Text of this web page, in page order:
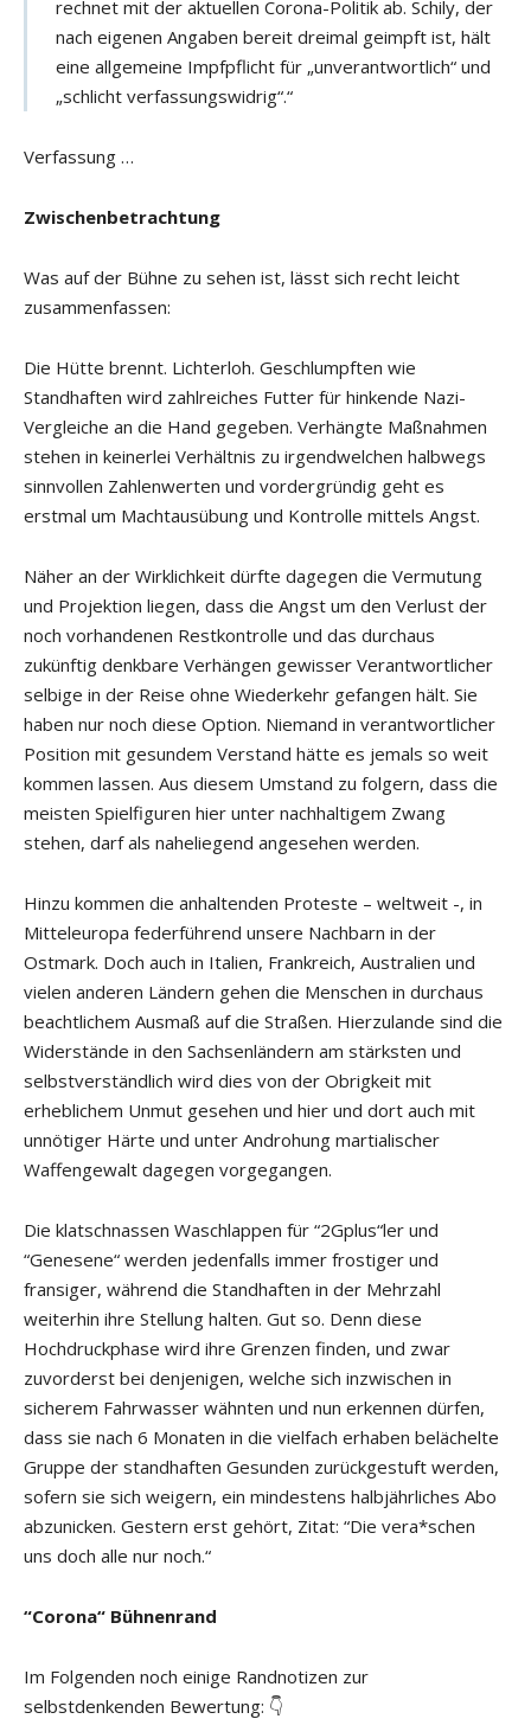
rechnet mit der aktuellen Corona-Politik ab. Schily, der
nach eigenen Angaben bereit dreimal geimpft ist, hält
eine allgemeine Impfpflicht für „unverantwortlich“ und
„schlicht verfassungswidrig“.“
Verfassung …
Zwischenbetrachtung
Was auf der Bühne zu sehen ist, lässt sich recht leicht
zusammenfassen:
Die Hütte brennt. Lichterloh. Geschlumpften wie
Standhaften wird zahlreiches Futter für hinkende Nazi-
Vergleiche an die Hand gegeben. Verhängte Maßnahmen
stehen in keinerlei Verhältnis zu irgendwelchen halbwegs
sinnvollen Zahlenwerten und vordergründig geht es
erstmal um Machtausübung und Kontrolle mittels Angst.
Näher an der Wirklichkeit dürfte dagegen die Vermutung
und Projektion liegen, dass die Angst um den Verlust der
noch vorhandenen Restkontrolle und das durchaus
zukünftig denkbare Verhängen gewisser Verantwortlicher
selbige in der Reise ohne Wiederkehr gefangen hält. Sie
haben nur noch diese Option. Niemand in verantwortlicher
Position mit gesundem Verstand hätte es jemals so weit
kommen lassen. Aus diesem Umstand zu folgern, dass die
meisten Spielfiguren hier unter nachhaltigem Zwang
stehen, darf als naheliegend angesehen werden.
Hinzu kommen die anhaltenden Proteste – weltweit -, in
Mitteleuropa federführend unsere Nachbarn in der
Ostmark. Doch auch in Italien, Frankreich, Australien und
vielen anderen Ländern gehen die Menschen in durchaus
beachtlichem Ausmaß auf die Straßen. Hierzulande sind die
Widerstände in den Sachsenländern am stärksten und
selbstverständlich wird dies von der Obrigkeit mit
erheblichem Unmut gesehen und hier und dort auch mit
unnötiger Härte und unter Androhung martialischer
Waffengewalt dagegen vorgegangen.
Die klatschnassen Waschlappen für “2Gplus“ler und
“Genesene“ werden jedenfalls immer frostiger und
fransiger, während die Standhaften in der Mehrzahl
weiterhin ihre Stellung halten. Gut so. Denn diese
Hochdruckphase wird ihre Grenzen finden, und zwar
zuvorderst bei denjenigen, welche sich inzwischen in
sicherem Fahrwasser wähnten und nun erkennen dürfen,
dass sie nach 6 Monaten in die vielfach erhaben belächelte
Gruppe der standhaften Gesunden zurückgestuft werden,
sofern sie sich weigern, ein mindestens halbjährliches Abo
abzunicken. Gestern erst gehört, Zitat: “Die vera*schen
uns doch alle nur noch.“
“Corona“ Bühnenrand
Im Folgenden noch einige Randnotizen zur
selbstdenkenden Bewertung: 👇